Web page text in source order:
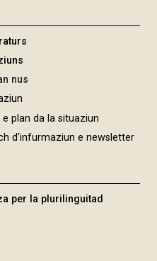
nus
plan da la situaziun
d'infurmaziun e newsletter
per la plurilinguitad